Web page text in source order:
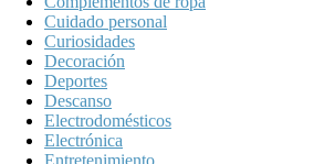
Cuidado personal
Curiosidades
Decoración
Deportes
Descanso
Electrodomésticos
Electrónica
Entretenimiento